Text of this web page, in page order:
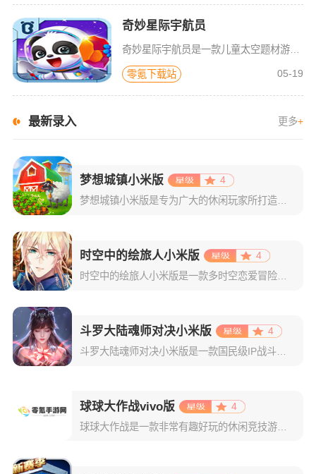
奇妙星际宇航员
奇妙星际宇航员是一款儿童太空题材游戏，太空是什么样子？宇航员在空间站如何生活？小朋友们一定很好奇，游戏中包含了很多关于宇宙的百科知识，配合小游戏的玩法，可以让宝宝们在一遍玩耍中学习关于神秘宇宙的知识，
零氪下载站 05-19
最新录入 更多+
梦想城镇小米版
4
时空中的绘旅人小米版
4
斗罗大陆魂师对决小米版
4
球球大作战vivo版
4